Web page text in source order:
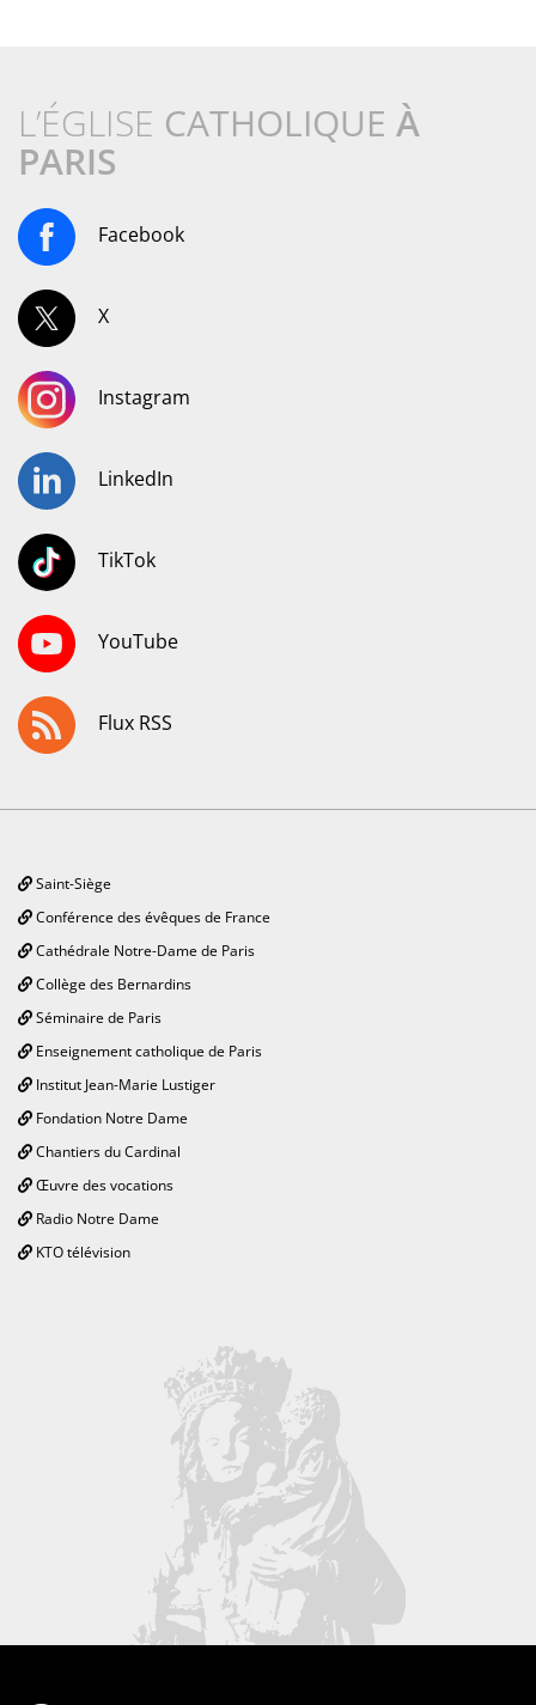
L’ÉGLISE CATHOLIQUE À
PARIS
Facebook
X
Instagram
LinkedIn
TikTok
YouTube
Flux RSS
Saint-Siège
Conférence des évêques de France
Cathédrale Notre-Dame de Paris
Collège des Bernardins
Séminaire de Paris
Enseignement catholique de Paris
Institut Jean-Marie Lustiger
Fondation Notre Dame
Chantiers du Cardinal
Œuvre des vocations
Radio Notre Dame
KTO télévision